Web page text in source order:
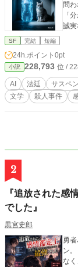
問
「
誠
SF 完結 短編
24h.ポイント 0pt
小説 228,793 位 /
AI 法廷 サスペ
文学
殺人事件
2
『追放された感
でした』
黒宮史郎
勇
ン
なく、“